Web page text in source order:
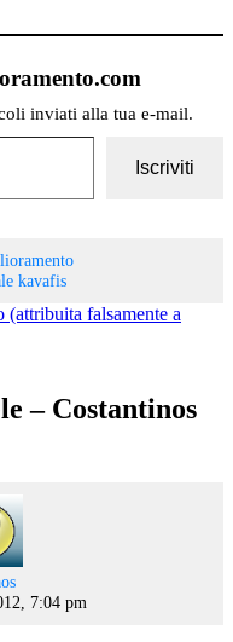
inviati alla tua e-mail.
Iscriviti
kavafis
falsamente a
– Costantinos
says:
7:04 pm